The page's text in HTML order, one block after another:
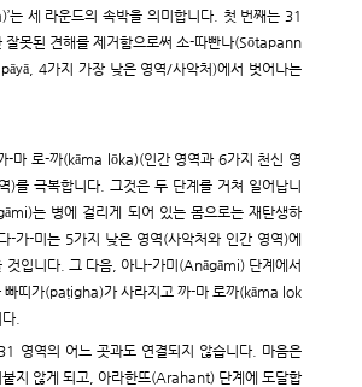
는 세 라운드의 속박을 의미합니다. 첫 번째는 31
잘못된 견해를 제거함으로써 소-따빤나(Sōtapann
4가지 가장 낮은 영역/사악처)에서 벗어나는
-마 로-까(kāma lōka)(인간 영역과 6가지 천신 영
)를 극복합니다. 그것은 두 단계를 거쳐 일어납니
는 병에 걸리게 되어 있는 몸으로는 재탄생하
-가-미는 5가지 낮은 영역(사악처와 인간 영역)에
것입니다. 그 다음, 아나-가미(Anāgāmi) 단계에서
띠가(paṭigha)가 사라지고 까-마 로까(kāma lok
.
영역의 어느 곳과도 연결되지 않습니다. 마음은
붙지 않게 되고, 아라한뜨(Arahant) 단계에 도달합